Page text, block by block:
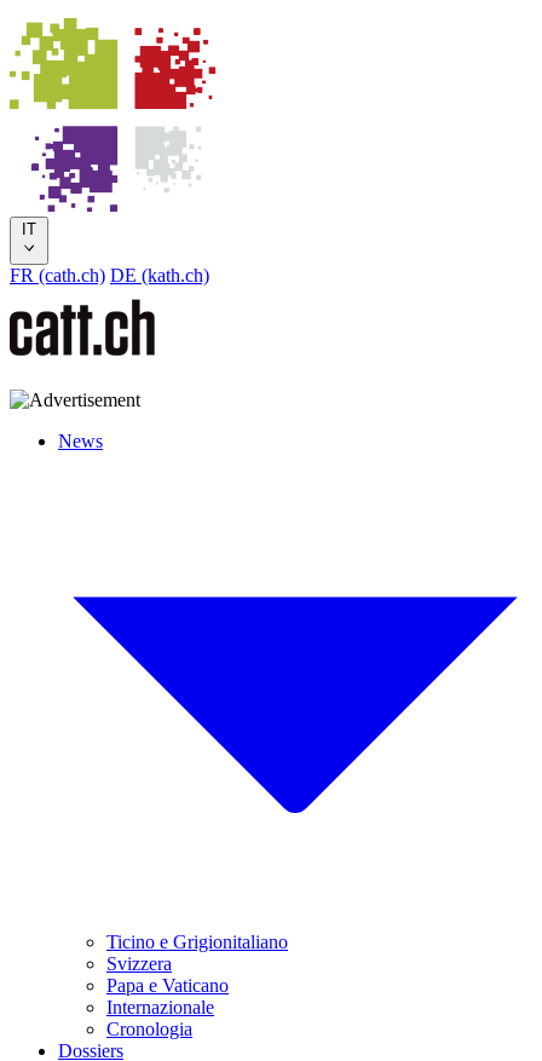
IT
FR (cath.ch) DE (kath.ch)
News
Ticino e Grigionitaliano
Svizzera
Papa e Vaticano
Internazionale
Cronologia
Dossiers